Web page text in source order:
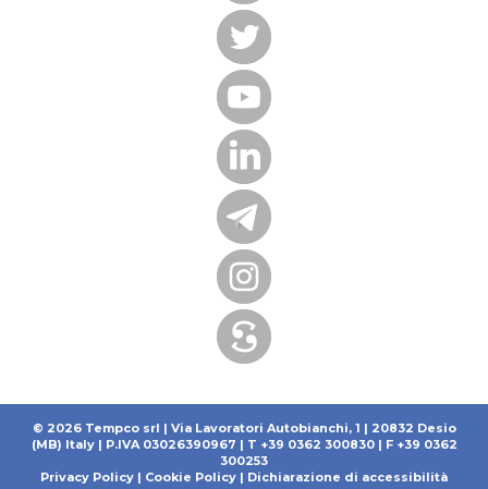
© 2026 Tempco srl | Via Lavoratori Autobianchi, 1 | 20832 Desio
(MB) Italy | P.IVA 03026390967 | T +39 0362 300830 | F +39 0362
300253
Privacy Policy | Cookie Policy | Dichiarazione di accessibilità